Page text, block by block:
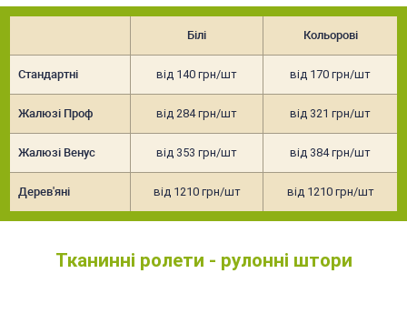
Білі Кольорові
Стандартні від 140 грн/шт від 170 грн/шт
Жалюзі Проф від 284 грн/шт від 321 грн/шт
Жалюзі Венус від 353 грн/шт від 384 грн/шт
Дерев'яні від 1210 грн/шт від 1210 грн/шт
Тканинні ролети - рулонні штори